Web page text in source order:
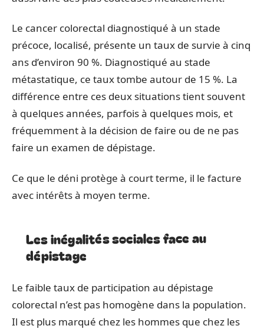
Le cancer colorectal diagnostiqué à un stade
précoce, localisé, présente un taux de survie à cinq
ans d’environ 90 %. Diagnostiqué au stade
métastatique, ce taux tombe autour de 15 %. La
différence entre ces deux situations tient souvent
à quelques années, parfois à quelques mois, et
fréquemment à la décision de faire ou de ne pas
faire un examen de dépistage.
Ce que le déni protège à court terme, il le facture
avec intérêts à moyen terme.
Les inégalités sociales face au
dépistage
Le faible taux de participation au dépistage
colorectal n’est pas homogène dans la population.
Il est plus marqué chez les hommes que chez les